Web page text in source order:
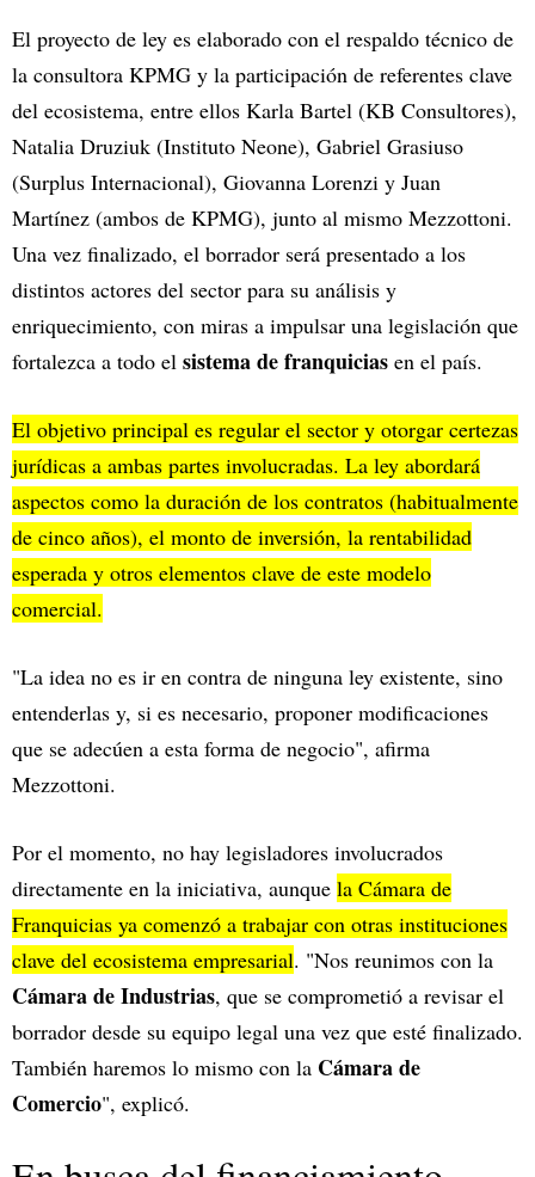
El proyecto de ley es elaborado con el respaldo técnico de
la consultora KPMG y la participación de referentes clave
del ecosistema, entre ellos Karla Bartel (KB Consultores),
Natalia Druziuk (Instituto Neone), Gabriel Grasiuso
(Surplus Internacional), Giovanna Lorenzi y Juan
Martínez (ambos de KPMG), junto al mismo Mezzottoni.
Una vez finalizado, el borrador será presentado a los
distintos actores del sector para su análisis y
enriquecimiento, con miras a impulsar una legislación que
fortalezca a todo el sistema de franquicias en el país.
El objetivo principal es regular el sector y otorgar certezas
jurídicas a ambas partes involucradas. La ley abordará
aspectos como la duración de los contratos (habitualmente
de cinco años), el monto de inversión, la rentabilidad
esperada y otros elementos clave de este modelo
comercial.
"La idea no es ir en contra de ninguna ley existente, sino
entenderlas y, si es necesario, proponer modificaciones
que se adecúen a esta forma de negocio", afirma
Mezzottoni.
Por el momento, no hay legisladores involucrados
directamente en la iniciativa, aunque la Cámara de
Franquicias ya comenzó a trabajar con otras instituciones
clave del ecosistema empresarial. "Nos reunimos con la
Cámara de Industrias, que se comprometió a revisar el
borrador desde su equipo legal una vez que esté finalizado.
También haremos lo mismo con la Cámara de
Comercio", explicó.